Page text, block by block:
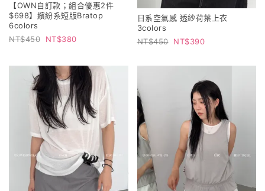
【OWN自訂款；組合優惠2件
$698】繽紛系短版Bratop
6colors
450
380
日系空氣感 透紗荷葉上衣
3colors
450
390